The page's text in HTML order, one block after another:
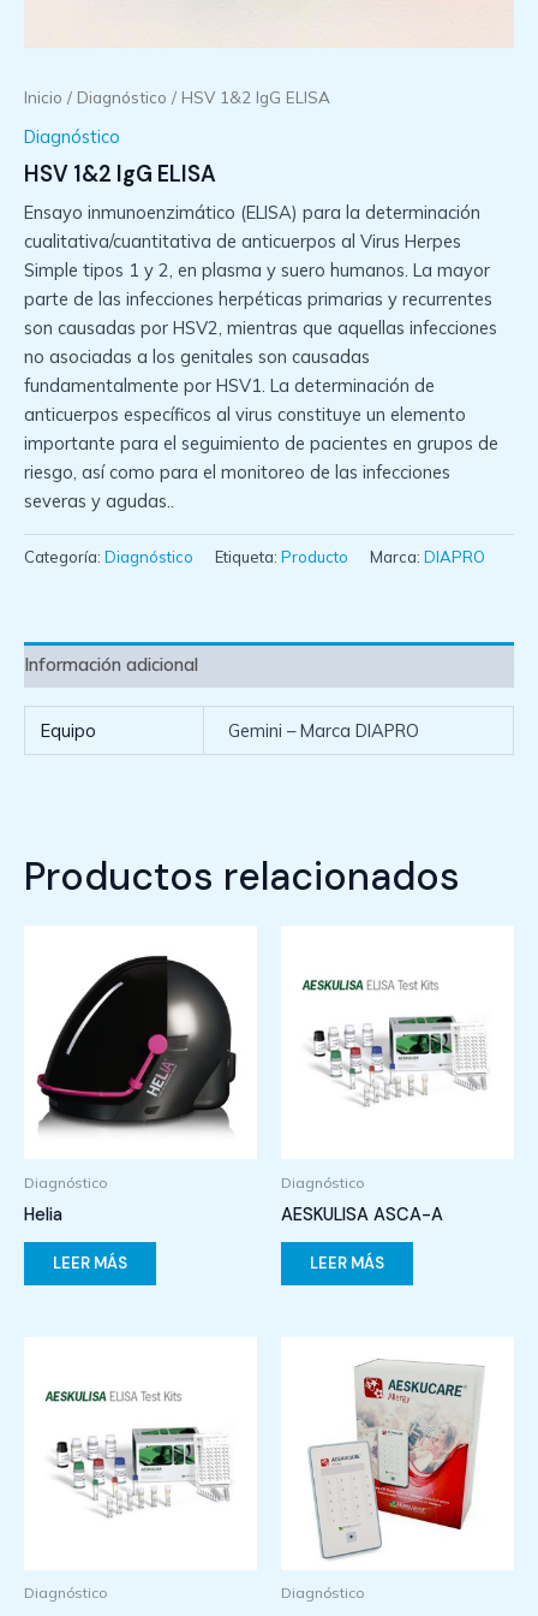
Inicio / Diagnóstico / HSV 1&2 IgG ELISA
Diagnóstico
HSV 1&2 IgG ELISA
Ensayo inmunoenzimático (ELISA) para la determinación
cualitativa/cuantitativa de anticuerpos al Virus Herpes
Simple tipos 1 y 2, en plasma y suero humanos. La mayor
parte de las infecciones herpéticas primarias y recurrentes
son causadas por HSV2, mientras que aquellas infecciones
no asociadas a los genitales son causadas
fundamentalmente por HSV1. La determinación de
anticuerpos específicos al virus constituye un elemento
importante para el seguimiento de pacientes en grupos de
riesgo, así como para el monitoreo de las infecciones
severas y agudas..
Categoría: Diagnóstico Etiqueta: Producto Marca: DIAPRO
Información adicional
Equipo Gemini – Marca DIAPRO
Productos relacionados
Diagnóstico
Helia
LEER MÁS
Diagnóstico
AESKULISA ASCA-A
LEER MÁS
Diagnóstico Diagnóstico